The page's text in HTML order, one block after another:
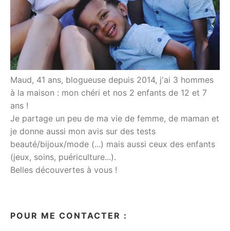
Maud, 41 ans, blogueuse depuis 2014, j'ai 3 hommes
à la maison : mon chéri et nos 2 enfants de 12 et 7
ans !
Je partage un peu de ma vie de femme, de maman et
je donne aussi mon avis sur des tests
beauté/bijoux/mode (...) mais aussi ceux des enfants
(jeux, soins, puériculture...).
Belles découvertes à vous !
POUR ME CONTACTER :